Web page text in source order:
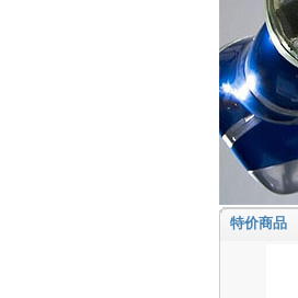
特价商品